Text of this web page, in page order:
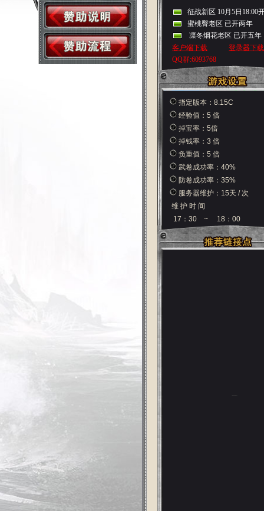
指定版本：8.15C
经验值：5 倍
掉宝率：5倍
掉钱率：3 倍
负重值：5 倍
武卷成功率：40%
防卷成功率：35%
服务器维护：15天 / 次
维 护 时 间
17：30 ~ 18：00